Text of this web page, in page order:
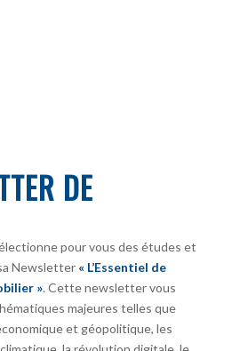
DE
pour vous des études et
Newsletter « L’Essentiel de
». Cette newsletter vous
majeures telles que
et géopolitique, les